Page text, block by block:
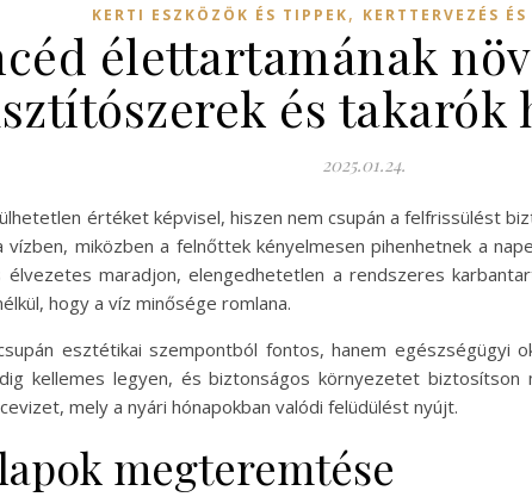
KERTI ESZKÖZÖK ÉS TIPPEK, KERTTERVEZÉS
élettartamának
és takarók
2025.01.24.
értéket képvisel, hiszen nem csupán a felfrissülést
vízben, miközben a felnőttek kényelmesen pihenhetnek a
maradjon, elengedhetetlen a rendszeres
hogy a víz minősége romlana.
esztétikai szempontból fontos, hanem egészségügyi
kellemes legyen, és biztonságos környezetet biztosítson
mely a nyári hónapokban valódi felüdülést nyújt.
megteremtése